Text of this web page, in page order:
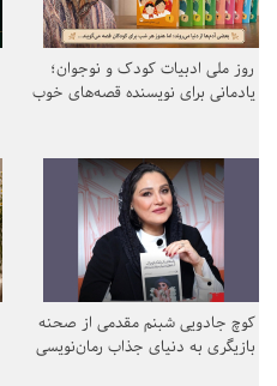
روز ملی ادبیات کودک و نوجوان؛
یادمانی برای نویسنده قصه‌های خوب
کوچ جادویی شبنم مقدمی از صحنه
بازیگری به دنیای جذاب رمان‌نویسی